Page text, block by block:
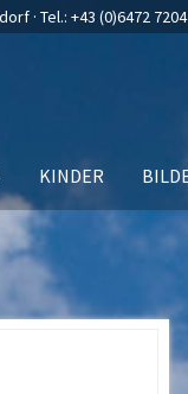
· Tel.: +43 (0)6472 7204
KINDER